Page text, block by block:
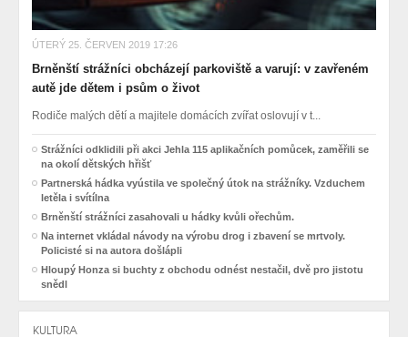
ÚTERÝ 25. ČERVEN 2019 17:26
Brněnští strážníci obcházejí parkoviště a varují: v zavřeném
autě jde dětem i psům o život
Rodiče malých dětí a majitele domácích zvířat oslovují v t...
Strážníci odklidili při akci Jehla 115 aplikačních pomůcek, zaměřili se
na okolí dětských hřišť
Partnerská hádka vyústila ve společný útok na strážníky. Vzduchem
letěla i svítílna
Brněnští strážníci zasahovali u hádky kvůli ořechům.
Na internet vkládal návody na výrobu drog i zbavení se mrtvoly.
Policisté si na autora došlápli
Hloupý Honza si buchty z obchodu odnést nestačil, dvě pro jistotu
snědl
KULTURA